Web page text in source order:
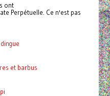
ont
Perpétuelle. Ce n'est pas
et barbus